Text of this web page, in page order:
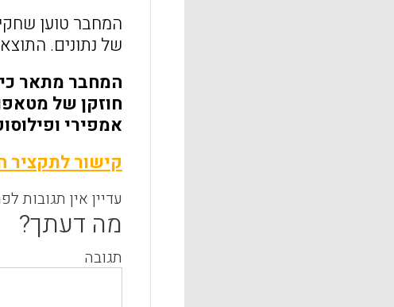
המחבר טוען
של נתונים.
המחבר מתאר
חוזקן של
אמפירי
קישור לתקציר
עדיין אין תגובות
מה דעתך?
תגובה